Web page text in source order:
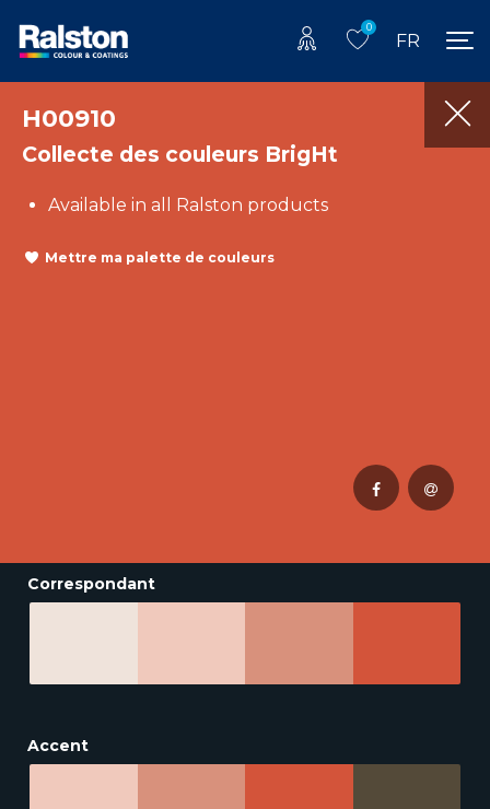
0
FR
H00910
Collecte des couleurs BrigHt
Available in all Ralston products
Mettre ma palette de couleurs
Correspondant
Accent